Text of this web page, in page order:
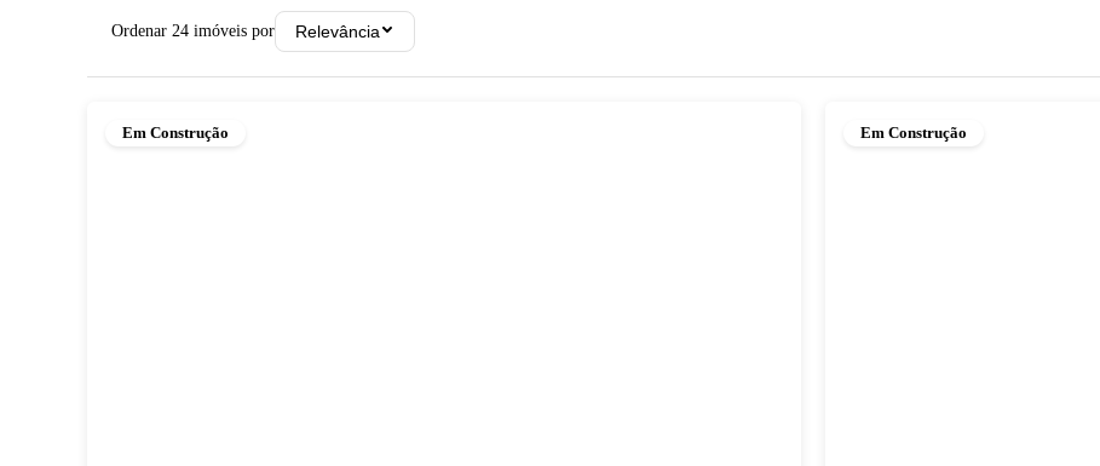
Ordenar 24 imóveis por Relevância
Em Construção Em Construção